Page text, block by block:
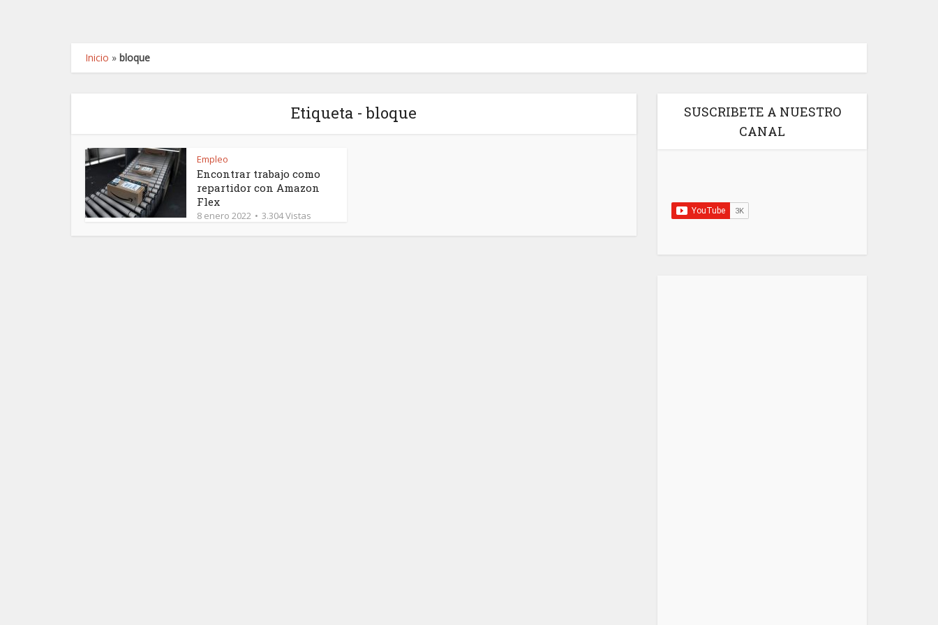
Inicio » bloque
Etiqueta - bloque
Empleo
Encontrar trabajo como
repartidor con Amazon
Flex
8 enero 2022 3.304 Vistas
SUSCRIBETE A NUESTRO
CANAL